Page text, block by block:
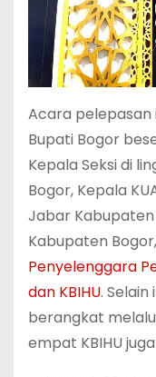
Acara pelepasan
Bupati Bogor
Kepala Seksi di
Bogor, Kepala
Jabar Kabupaten
Kabupaten
Penyelenggara
dan KBIHU.
berangkat
empat KBIHU